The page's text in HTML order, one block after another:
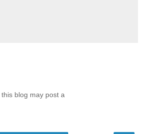
blog may post a